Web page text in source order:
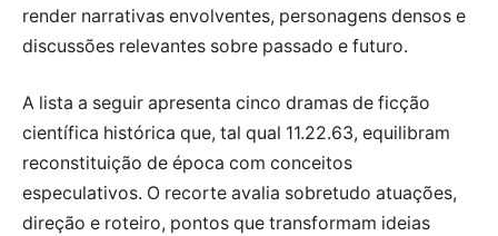
render narrativas envolventes, personagens densos e
discussões relevantes sobre passado e futuro.
A lista a seguir apresenta cinco dramas de ficção
científica histórica que, tal qual 11.22.63, equilibram
reconstituição de época com conceitos
especulativos. O recorte avalia sobretudo atuações,
direção e roteiro, pontos que transformam ideias